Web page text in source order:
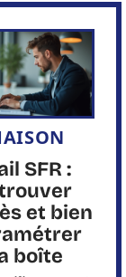
SFR :
et bien
boîte